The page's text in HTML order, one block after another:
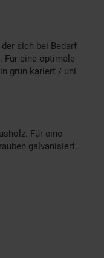
sich bei Bedarf
Für eine optimale
grün kariert / uni
Für eine
galvanisiert.